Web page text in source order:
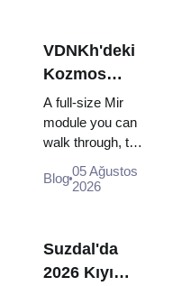
VDNKh'deki
Kozmos
Pavyonu:
Rusya'nın En
Büyük Uzay
Sergisinin
İçinde
A full-size Mir
module you can
walk through, the
model, scorched
120 pieces of
Blog05 Ağustos
2026
Suzdal'da
2026 Kıyı